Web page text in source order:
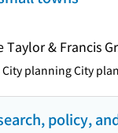
Taylor & Francis
planning City
policy,